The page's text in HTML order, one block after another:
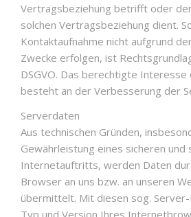
Vertragsbeziehung betrifft oder
solchen Vertragsbeziehung dient.
Kontaktaufnahme nicht aufgrund
Zwecke erfolgen, ist
DSGVO. Das berechtigte
besteht an der Verbesserung der
Serverdaten
Aus technischen Gründen,
Gewährleistung eines sicheren und
Internetauftritts, werden Daten
Browser an uns bzw. an unseren
übermittelt. Mit diesen sog.
Typ und Version Ihres